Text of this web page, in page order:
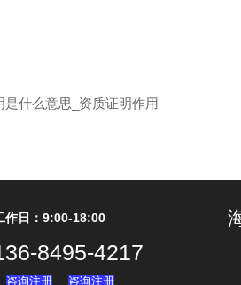
什么意思_资质证明作用
作日：9:00-18:00
8495-4217
咨询注册 咨询注册